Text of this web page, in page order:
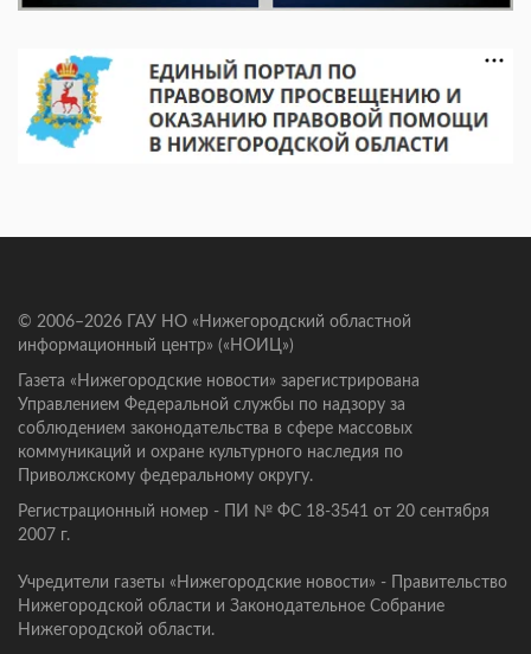
© 2006–2026 ГАУ НО «Нижегородский областной
информационный центр» («НОИЦ»)
Газета «Нижегородские новости» зарегистрирована
Управлением Федеральной службы по надзору за
соблюдением законодательства в сфере массовых
коммуникаций и охране культурного наследия по
Приволжскому федеральному округу.
Регистрационный номер - ПИ № ФС 18-3541 от 20 сентября
2007 г.
Учредители газеты «Нижегородские новости» - Правительство
Нижегородской области и Законодательное Собрание
Нижегородской области.